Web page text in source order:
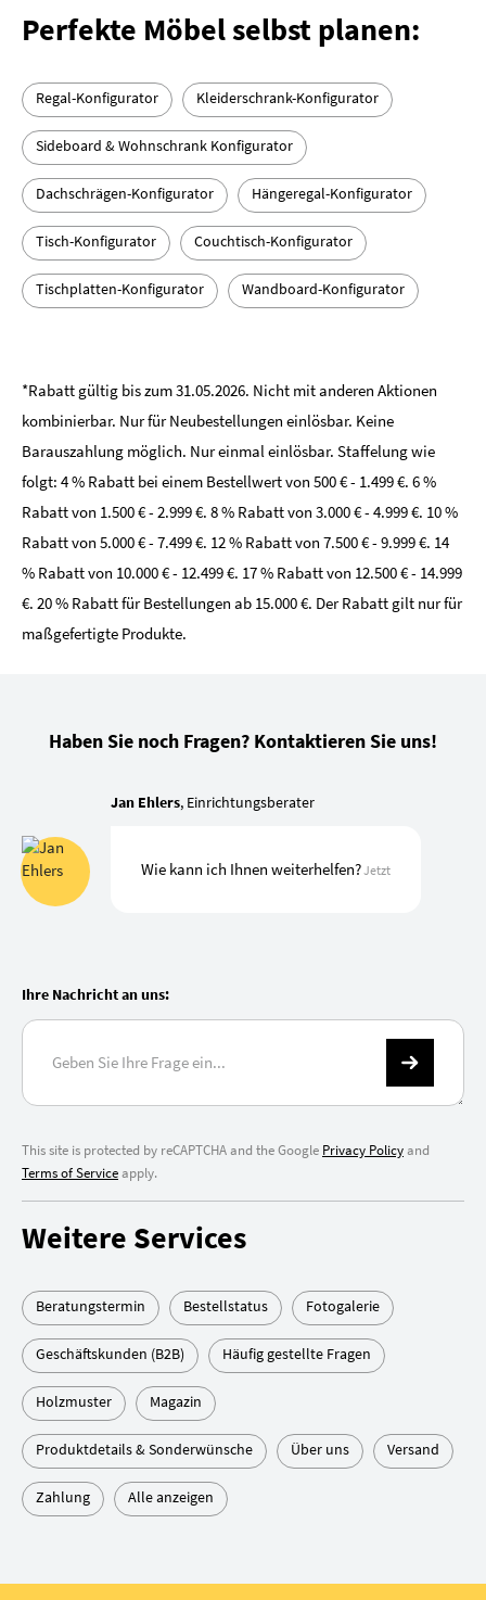
Perfekte Möbel selbst planen:
Regal-Konfigurator Kleiderschrank-Konfigurator
Sideboard & Wohnschrank Konfigurator
Dachschrägen-Konfigurator Hängeregal-Konfigurator
Tisch-Konfigurator Couchtisch-Konfigurator
Tischplatten-Konfigurator Wandboard-Konfigurator
*Rabatt gültig bis zum 31.05.2026­. Nicht mit anderen Aktionen
kombinierbar. Nur für Neubestellungen einlösbar. Keine
Barauszahlung möglich. Nur einmal einlösbar. Staffelung wie
folgt: 4 % Rabatt bei einem Bestellwert von 500 € - 1.499 €. 6 %
Rabatt von 1.500 € - 2.999 €. 8 % Rabatt von 3.000 € - 4.999 €. 10 %
Rabatt von 5.000 € - 7.499 €. 12 % Rabatt von 7.500 € - 9.999 €. 14
% Rabatt von 10.000 € - 12.499 €. 17 % Rabatt von 12.500 € - 14.999
€. 20 % Rabatt für Bestellungen ab 15.000 €. Der Rabatt gilt nur für
maßgefertigte Produkte.
Haben Sie noch Fragen? Kontaktieren Sie uns!
Jan Ehlers, Einrichtungsberater
Wie kann ich Ihnen weiterhelfen?Jetzt
Ihre Nachricht an uns:
This site is protected by reCAPTCHA and the Google Privacy Policyand
Terms of Serviceapply.
Weitere Services
Beratungstermin Bestellstatus Fotogalerie
Geschäftskunden (B2B) Häufig gestellte Fragen
Holzmuster Magazin
Produktdetails & Sonderwünsche Über uns Versand
Zahlung Alle anzeigen